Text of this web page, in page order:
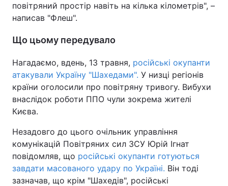
повітряний простір навіть на кілька кілометрів", –
написав "Флеш".
Що цьому передувало
Нагадаємо, вдень, 13 травня, російські окупанти
атакували Україну "Шахедами". У низці регіонів
країни оголосили про повітряну тривогу. Вибухи
внаслідок роботи ППО чули зокрема жителі
Києва.
Незадовго до цього очільник управління
комунікацій Повітряних сил ЗСУ Юрій Ігнат
повідомляв, що російські окупанти готуються
завдати масованого удару по Україні. Він тоді
зазначав, що крім "Шахедів", російські